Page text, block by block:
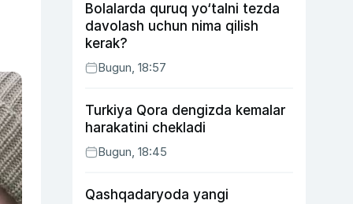
Bolalarda quruq yo‘talni tezda
davolash uchun nima qilish
kerak?
Bugun, 18:57
Turkiya Qora dengizda kemalar
harakatini chekladi
Bugun, 18:45
Qashqadaryoda yangi